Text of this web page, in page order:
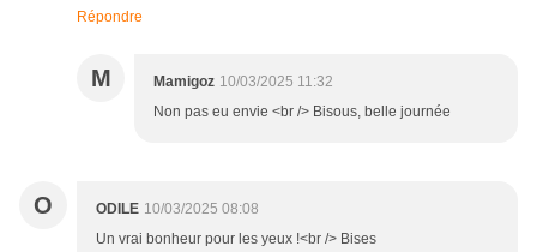
Répondre
M Mamigoz 10/03/2025 11:32
Non pas eu envie <br /> Bisous, belle journée
O ODILE 10/03/2025 08:08
Un vrai bonheur pour les yeux !<br /> Bises